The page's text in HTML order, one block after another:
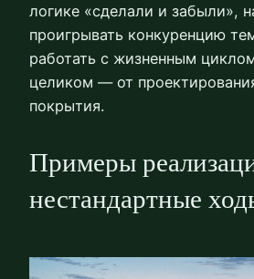
логике «сделали и забыли»,
проигрывать конкуренцию
работать с жизненным
целиком — от
покрытия.
Примеры
нестандартные